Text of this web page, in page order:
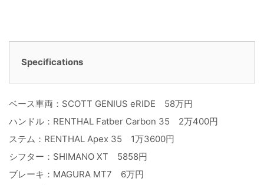
Specifications
ベース車両：SCOTT GENIUS eRIDE 58万円
ハンドル：RENTHAL Fatber Carbon 35 2万400円
ステム：RENTHAL Apex 35 1万3600円
シフター：SHIMANO XT 5858円
ブレーキ：MAGURA MT7 6万円